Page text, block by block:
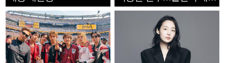
지는 ‘전쟁 속죄’